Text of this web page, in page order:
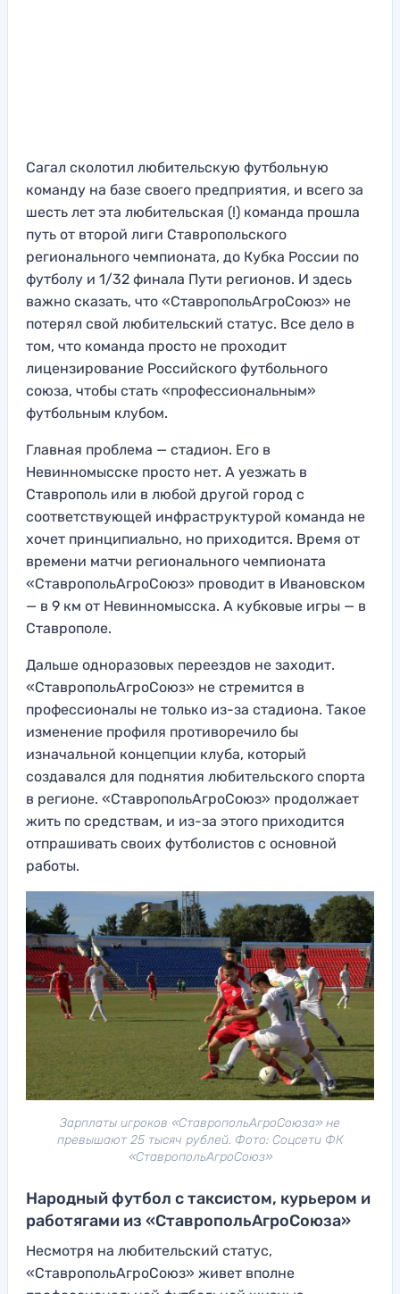
Сагал сколотил любительскую футбольную
команду на базе своего предприятия, и всего за
шесть лет эта любительская (!) команда прошла
путь от второй лиги Ставропольского
регионального чемпионата, до Кубка России по
футболу и 1/32 финала Пути регионов. И здесь
важно сказать, что «СтавропольАгроСоюз» не
потерял свой любительский статус. Все дело в
том, что команда просто не проходит
лицензирование Российского футбольного
союза, чтобы стать «профессиональным»
футбольным клубом.
Главная проблема — стадион. Его в
Невинномысске просто нет. А уезжать в
Ставрополь или в любой другой город с
соответствующей инфраструктурой команда не
хочет принципиально, но приходится. Время от
времени матчи регионального чемпионата
«СтавропольАгроСоюз» проводит в Ивановском
— в 9 км от Невинномысска. А кубковые игры — в
Ставрополе.
Дальше одноразовых переездов не заходит.
«СтавропольАгроСоюз» не стремится в
профессионалы не только из-за стадиона. Такое
изменение профиля противоречило бы
изначальной концепции клуба, который
создавался для поднятия любительского спорта
в регионе. «СтавропольАгроСоюз» продолжает
жить по средствам, и из-за этого приходится
отпрашивать своих футболистов с основной
работы.
Зарплаты игроков «СтавропольАгроСоюза» не
превышают 25 тысяч рублей. Фото: Соцсети ФК
«СтавропольАгроСоюз»
Народный футбол с таксистом, курьером и
работягами из «СтавропольАгроСоюза»
Несмотря на любительский статус,
«СтавропольАгроСоюз» живет вполне